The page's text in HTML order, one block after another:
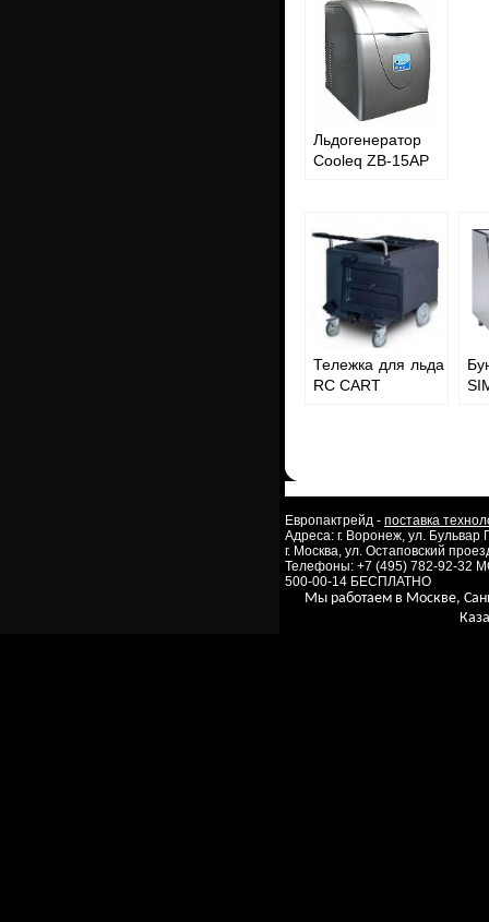
Льдогенератор
Cooleq ZB-15AP
Тележка для льда
RC CART
Европактрейд - поставка
Адреса: г. Воронеж, ул.
г. Москва, ул. Остаповский
Телефоны: +7 (495) 782-92-32
500-00-14 БЕСПЛАТНО
Мы работаем в Москве,